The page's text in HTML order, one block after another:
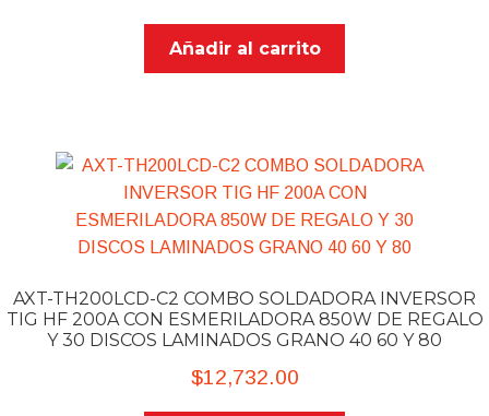
Añadir al carrito
AXT-TH200LCD-C2 COMBO SOLDADORA INVERSOR
TIG HF 200A CON ESMERILADORA 850W DE REGALO
Y 30 DISCOS LAMINADOS GRANO 40 60 Y 80
$12,732.00